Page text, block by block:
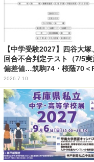
【中学受験2027】四谷大塚
回合不合判定テスト（7/5実
偏差値…筑駒74・桜蔭70＜
2026.7.10